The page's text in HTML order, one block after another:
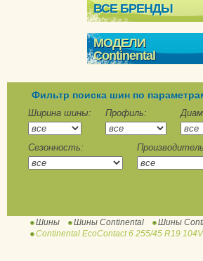
ВСЕ БРЕНДЫ
МОДЕЛИ
Continental
ContiCrossContact
Winter
ContiVikingContact 6
ContiVikingContact
SUV
ContiWinterContact
Фильтр поиска шин по
Ширина шины: Профиль:
Сезонность:
Шины Шины Continental
Шины
Continental EcoContact 6 255/45 R19